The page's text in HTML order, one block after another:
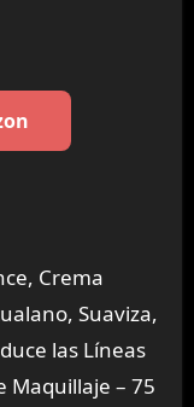
Crema
Suaviza,
las Líneas
Maquillaje – 75